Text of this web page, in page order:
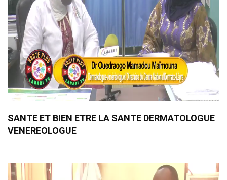
SANTE ET BIEN ETRE LA SANTE DERMATOLOGUE
VENEREOLOGUE